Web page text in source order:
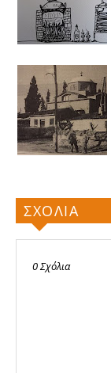
ΣΧΟΛΙΑ
0 Σχόλια